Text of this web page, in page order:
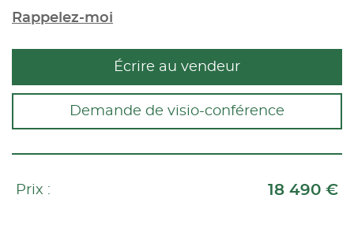
Rappelez-moi
Écrire au vendeur
Demande de visio-conférence
Prix : 18 490 €